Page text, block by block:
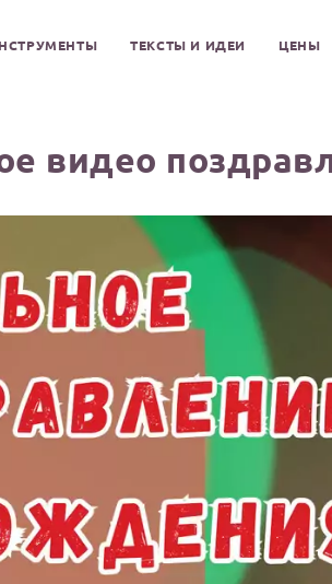
ТЕКСТЫ И ИДЕИ ЦЕНЫ
видео